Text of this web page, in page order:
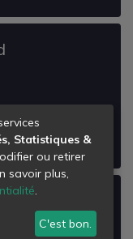
Montrichard
Statistiques &
ou retirer
savoir plus,
.
C'est bon.